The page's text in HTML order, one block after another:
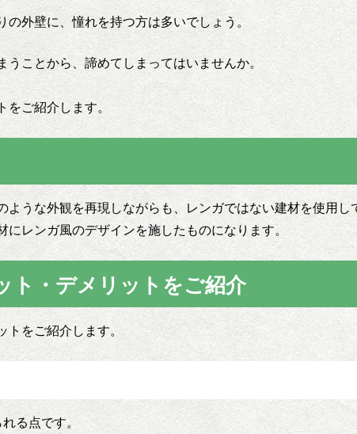
外壁に、憧れを持つ方は多いでしょう。
ことから、諦めてしまってはいませんか。
ご紹介します。
うな外観を再現しながらも、レンガではない建材を使用
レンガ風のデザインを施したものになります。
ト・デメリットをご紹介
トをご紹介します。
る点です。